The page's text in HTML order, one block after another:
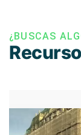
¿BUSCAS